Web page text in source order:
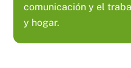
comunicación y el
y hogar.